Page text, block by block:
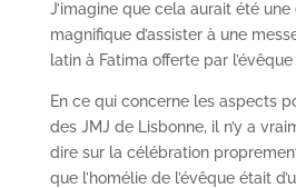
J’imagine que cela aurait été
magnifique d’assister à une
latin à Fatima offerte par l’évêque
En ce qui concerne les aspects
des JMJ de Lisbonne, il n’y a
dire sur la célébration
que l’homélie de l’évêque était